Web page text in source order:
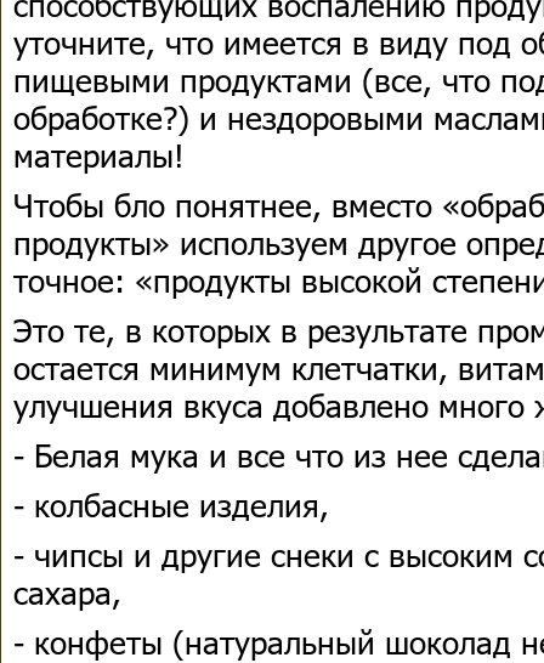
уточните, что имеется в виду под
пищевыми продуктами (все, что
обработке?) и нездоровыми
материалы!
Чтобы бло понятнее, вместо
продукты» используем другое
точное: «продукты высокой
Это те, в которых в результате
остается минимум клетчатки,
улучшения вкуса добавлено
- Белая мука и все что из нее
- колбасные изделия,
- чипсы и другие снеки с высоким
сахара,
- конфеты (натуральный шоколад